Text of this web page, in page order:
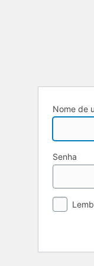
Nome de
Senha